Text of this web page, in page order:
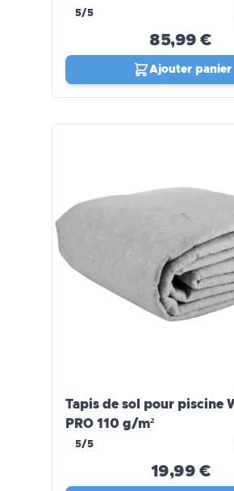
5/5
85,99 €
Ajouter panier
Tapis de sol pour piscine
PRO 110 g/m²
5/5
19,99 €